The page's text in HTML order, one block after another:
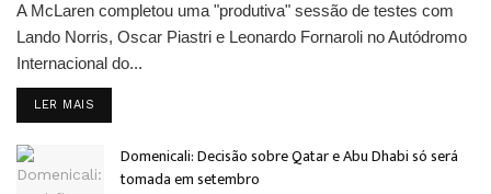
A McLaren completou uma "produtiva" sessão de testes com
Lando Norris, Oscar Piastri e Leonardo Fornaroli no Autódromo
Internacional do...
LER MAIS
Domenicali: Decisão sobre Qatar e Abu Dhabi só será
tomada em setembro